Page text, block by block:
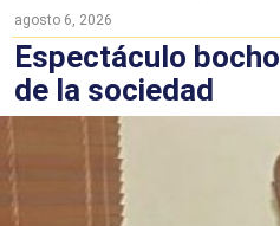
agosto 6, 2026
Espectáculo
de la sociedad